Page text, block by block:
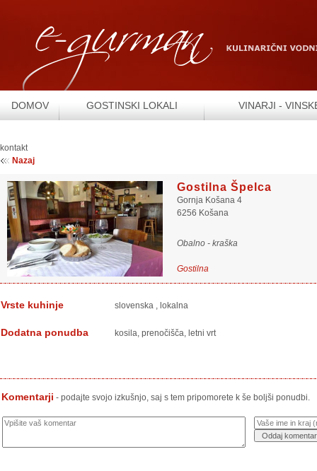
DOMOV GOSTINSKI LOKALI VINARJI -
kontakt
Nazaj
Gostilna Špelca
Gornja Košana 4
6256 Košana
Obalno - kraška
Gostilna
Vrste kuhinje slovenska , lokalna
Dodatna ponudba kosila, prenočišča, letni vrt
Komentarji - podajte svojo izkušnjo, saj s tem pripomorete k še boljši ponudbi.